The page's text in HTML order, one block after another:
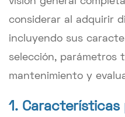
considerar al adquirir
incluyendo sus
selección, parámetros
mantenimiento y
1. Características